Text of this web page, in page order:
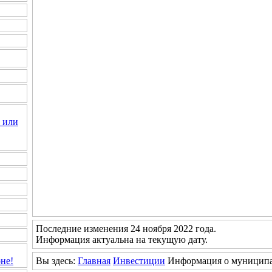
или
Последние изменения 24 ноября 2022 года.
Информация актуальна на текущую дату.
Вы здесь: Главная Инвестиции Информация о